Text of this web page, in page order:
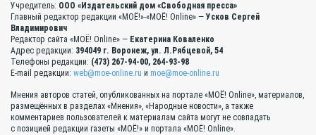
Учредитель: ООО «Издательский дом «Свободная пресса»
Главный редактор редакции «МОЁ!»-«МОЁ! Online» — Усков Сергей
Владимирович
Редактор сайта «МОЁ! Online» — Екатерина Коваленко
Адрес редакции: 394049 г. Воронеж, ул. Л.Рябцевой, 54
Телефоны редакции: (473) 267-94-00, 264-93-98
E-mail редакции: web@moe-online.ru и moe@moe-online.ru
Мнения авторов статей, опубликованных на портале «МОЁ! Online», материалов,
размещённых в разделах «Мнения», «Народные новости», а также
комментариев пользователей к материалам сайта могут не совпадать
с позицией редакции газеты «МОЁ!» и портала «МОЁ! Online».